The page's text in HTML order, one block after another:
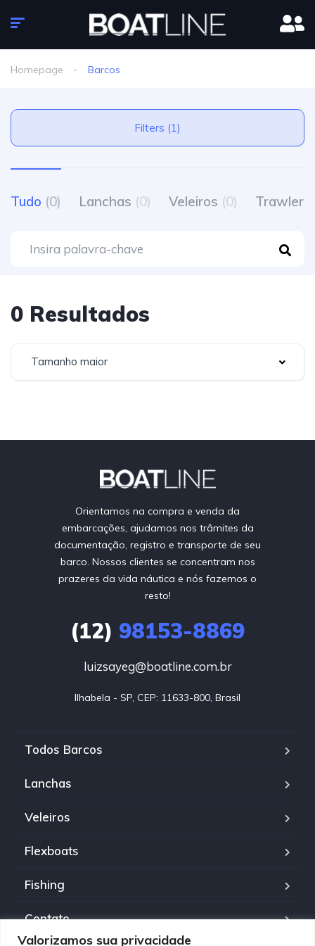
Valorizamos sua privacidade
Homepage Barcos
Filters (1)
Tudo (0) Lanchas (0) Veleiros (0) Trawlers
0 Resultados
Tamanho maior
Orientamos na compra e venda da
embarcações, ajudamos nos trâmites da
documentação, registro e transporte de seu
barco. Nossos clientes se concentram nos
prazeres da vida náutica e nós fazemos o
resto!
(12) 98153-8869
luizsayeg@boatline.com.br
Ilhabela - SP, CEP: 11633-800, Brasil
Todos Barcos
Lanchas
Veleiros
Flexboats
Fishing
Contato